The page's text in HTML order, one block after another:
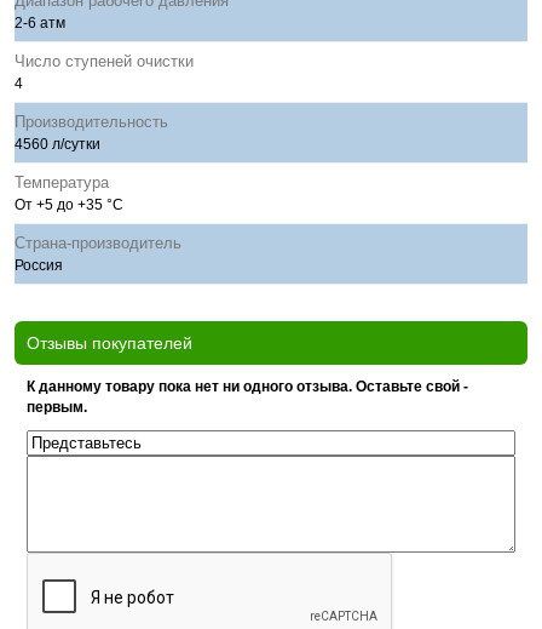
2-6 атм
Число ступеней очистки
4
Производительность
4560 л/сутки
Температура
От +5 до +35 °С
Страна-производитель
Россия
Отзывы покупателей
К данному товару пока нет ни одного отзыва. Оставьте свой -
первым.